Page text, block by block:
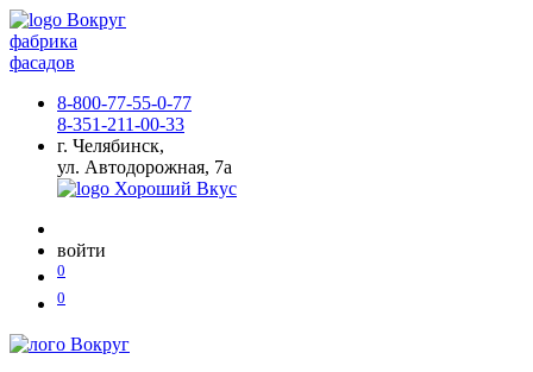
фабрика
фасадов
8-800-77-55-0-77
8-351-211-00-33
г. Челябинск,
ул. Автодорожная, 7а
войти
0
0